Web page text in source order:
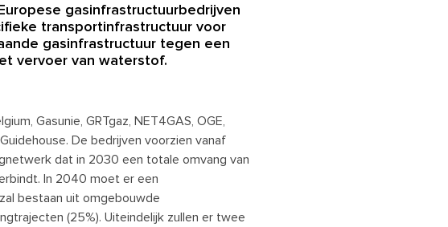
gasinfrastructuurbedrijven
transportinfrastructuur voor
gasinfrastructuur tegen een
vervoer van waterstof.
Gasunie, GRTgaz, NET4GAS, OGE,
De bedrijven voorzien vanaf
dat in 2030 een totale omvang van
In 2040 moet er een
bestaan uit omgebouwde
(25%). Uiteindelijk zullen er twee